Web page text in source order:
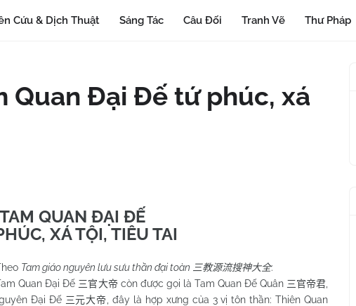
Cứu & Dịch Thuật Sáng Tác Câu Đối Tranh Vẽ Thư Pháp
Quan Đại Đế tứ phúc, xá
TAM QUAN ĐẠI ĐẾ
XÁ TỘI, TIÊU TAI
Tam giáo nguyên lưu sưu thần đại toàn 三教源流搜神大全:
Quan Đại Đế 三官大帝 còn được gọi là Tam Quan Đế Quân 三官帝君
Đại Đế 三元大帝
, đây là hợp xưng của 3 vị tôn thần: Thiên Quan